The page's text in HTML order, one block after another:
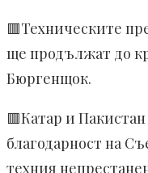
🟥Техническите
ще продължат до
Бюргенщок.
🟥Катар и
благодарност на
техния